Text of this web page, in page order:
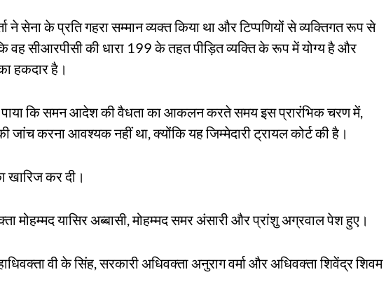
ने सेना के प्रति गहरा सम्मान व्यक्त किया था और टिप्पणियों से व्यक्तिगत रूप से
वह सीआरपीसी की धारा 199 के तहत पीड़ित व्यक्ति के रूप में योग्य है और
हकदार है।
कि समन आदेश की वैधता का आकलन करते समय इस प्रारंभिक चरण में,
की जांच करना आवश्यक नहीं था, क्योंकि यह जिम्मेदारी ट्रायल कोर्ट की है।
खारिज कर दी।
मोहम्मद यासिर अब्बासी, मोहम्मद समर अंसारी और प्रांशु अग्रवाल पेश हुए।
वी के सिंह, सरकारी अधिवक्ता अनुराग वर्मा और अधिवक्ता शिवेंद्र शिवम